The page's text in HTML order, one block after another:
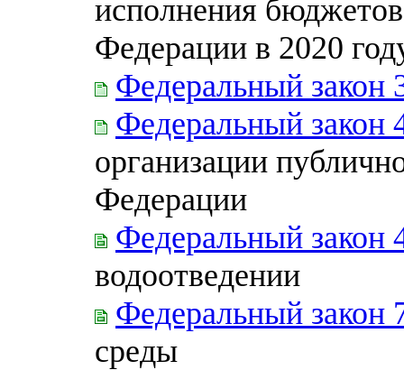
исполнения
Федерации в 2020
Федеральный закон
Федеральный закон
организации
Федерации
Федеральный закон
водоотведении
Федеральный закон
среды